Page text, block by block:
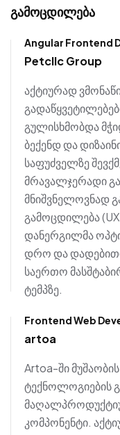
გამოცდილება
Angular Frontend
Petcllc Group
აქტიურად
გულისხმობდა
ბექენდ და
საფუძველზე
მრავალჯერადი
მნიშვნელოვნად
გამოცდილება
დანერგილმა
დრო და
საერთო
ტემპზე.
Frontend Web
artoa
Artoa-ში
ტექნოლოგიების
კომპონენტი.